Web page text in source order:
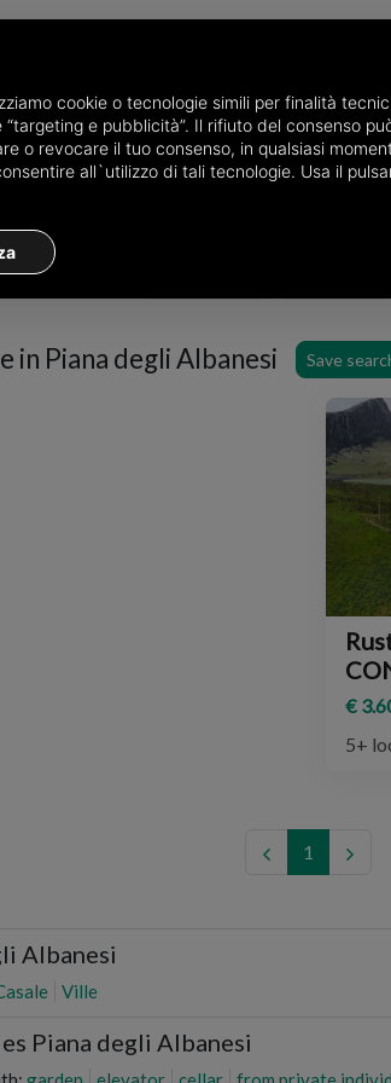
the province of Palermo Properties for sale in
in Piana degli Albanesi Save
€
5+
1
Albanesi
Ville
Piana degli Albanesi
cookie o tecnologie simili per finalità
“targeting e pubblicità”. Il rifiuto del consenso
o revocare il tuo consenso, in qualsiasi
all`utilizzo di tali tecnologie. Usa il